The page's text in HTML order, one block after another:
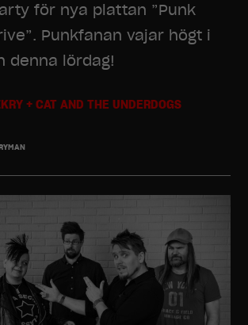
för nya plattan ”Punk
Punkfanan vajar högt i
denna lördag!
+ CAT AND THE UNDERDOGS